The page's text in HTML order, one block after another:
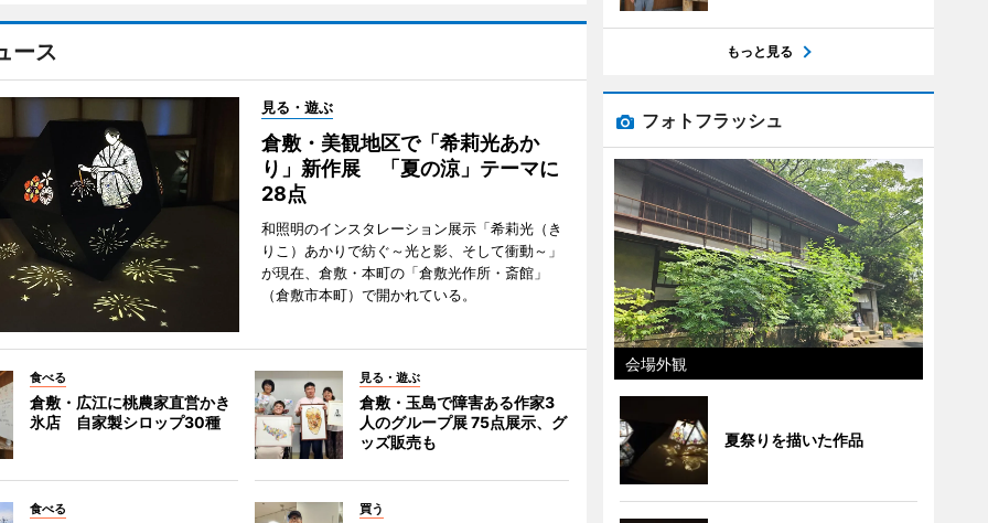
ース
見る・遊ぶ
倉敷・美観地区で「希莉光あか
り」新作展 「夏の涼」テーマに
28点
和照明のインスタレーション展示「希莉光（き
りこ）あかりで紡ぐ～光と影、そして衝動～」
が現在、倉敷・本町の「倉敷光作所・斎館」
（倉敷市本町）で開かれている。
食べる
倉敷・広江に桃農家直営かき
氷店 自家製シロップ30種
見る・遊ぶ
倉敷・玉島で障害ある作家3
人のグループ展 75点展示、グ
ッズ販売も
食べる 買う
もっと見る
フォトフラッシュ
会場外観
夏祭りを描いた作品